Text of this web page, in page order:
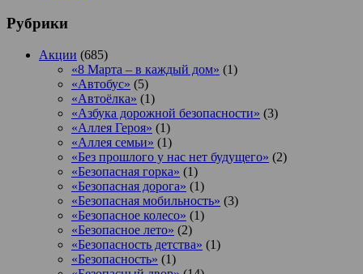
Рубрики
Акции (685)
«8 Марта – в каждый дом» (1)
«Автобус» (5)
«Автоёлка» (1)
«Азбука дорожной безопасности» (3)
«Аллея Героя» (1)
«Аллея семьи» (1)
«Без прошлого у нас нет будущего» (2)
«Безопасная горка» (1)
«Безопасная дорога» (1)
«Безопасная мобильность» (3)
«Безопасное колесо» (1)
«Безопасное лето» (2)
«Безопасность детства» (1)
«Безопасность» (1)